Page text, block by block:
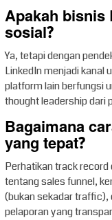
Apakah
sosial?
Ya, tetapi dengan
LinkedIn menjadi kanal
platform lain berfungsi
thought leadership dari
Bagaimana
yang tepat?
Perhatikan track
tentang sales funnel,
(bukan sekadar traffic),
pelaporan yang